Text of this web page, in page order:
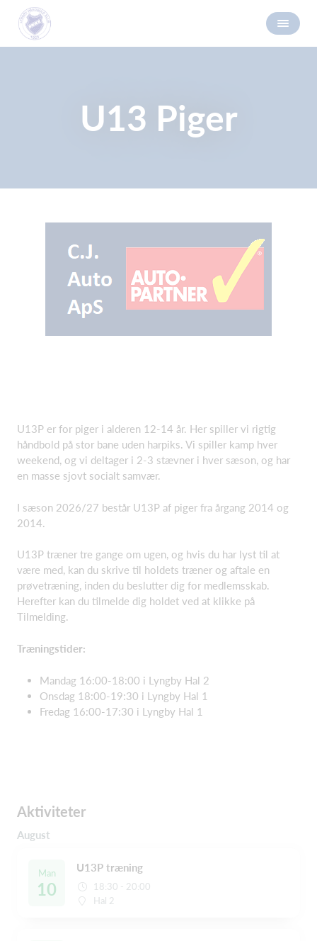
U13 Piger
U13P er for piger i alderen 12-14 år. Her spiller vi rigtig
håndbold på stor bane uden harpiks. Vi spiller kamp hver
weekend, og vi deltager i 2-3 stævner i hver sæson, og har
en masse sjovt socialt samvær.
I sæson 2026/27 består U13P af piger fra årgang 2014 og
2014.
U13P træner tre gange om ugen, og hvis du har lyst til at
være med, kan du skrive til holdets træner og aftale en
prøvetræning, inden du beslutter dig for medlemsskab.
Herefter kan du tilmelde dig holdet ved at klikke på
Tilmelding.
Træningstider:
Mandag 16:00-18:00 i Lyngby Hal 2
Onsdag 18:00-19:30 i Lyngby Hal 1
Fredag 16:00-17:30 i Lyngby Hal 1
Aktiviteter
August
Man
10
U13P træning
18:30 - 20:00
Hal 2